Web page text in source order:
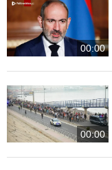
00:00
00:00